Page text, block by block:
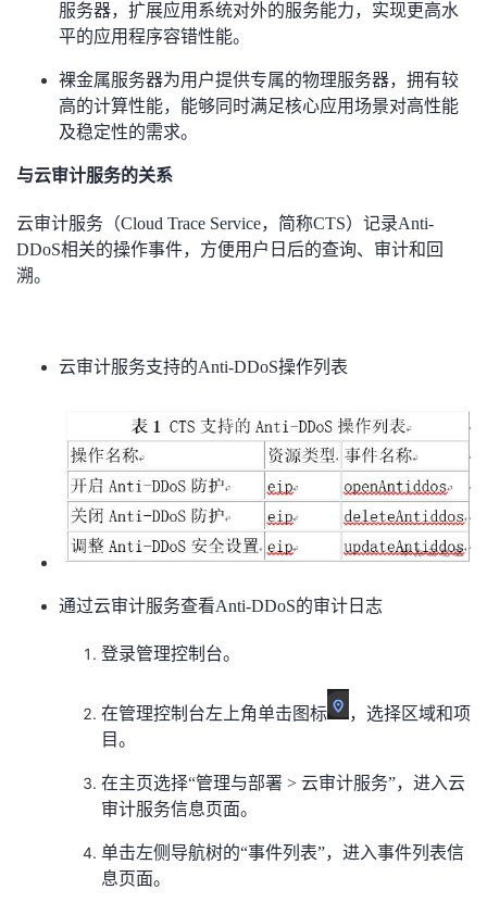
客
论
的
子
我
直
播
的
活
我
的
我
堂
我
我
的
我
服务器，扩展应用系统对外的服务能力，实现更高水
平的应用程序容错性能。
裸金属服务器为用户提供专属的物理服务器，拥有较
高的计算性能，能够同时满足核心应用场景对高性能
及稳定性的需求。
与云审计服务的关系
云审计服务（Cloud Trace Service，简称CTS）记录Anti-
DDoS相关的操作事件，方便用户日后的查询、审计和回
溯。
云审计服务支持的Anti-DDoS操作列表
通过云审计服务查看Anti-DDoS的审计日志
登录管理控制台。
在管理控制台左上角单击图标
，选择区域和项
目。
在主页选择“管理与部署 > 云审计服务”，进入云
审计服务信息页面。
单击左侧导航树的“事件列表”，进入事件列表信
息页面。